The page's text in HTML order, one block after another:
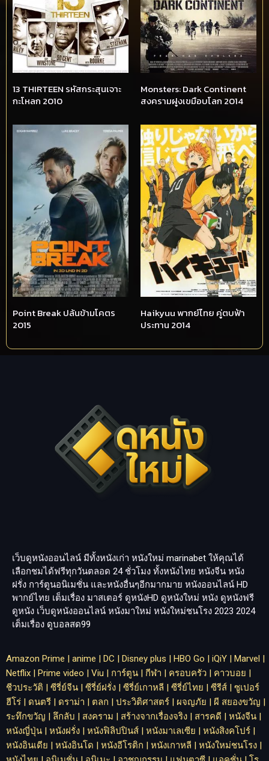
13 THIRTEEN รหัสกระสุนเจาะ
กะโหลก 2010
Monsters: Dark Continent
สงครามฝูงเขมือบโลก 2014
Point Break ปล้นข้ามโคตร
2015
Haikyuu พากย์ไทย คู่ตบฟ้า
ประทาน 2014
เว็บดูหนังออนไลน์ มีทั้งหนังเก่า หนังใหม่ marinabet ให้คุณได้
เลือกชมได้ฟรีทุกวันตลอด 24 ชั่วโมง ทั้งหนังไทย หนังจีน หนัง
ฝรั่ง การ์ตูนอนิเมชั่น และหนังอื่นๆอีกมากมาย หนังออนไลน์ HD
พากย์ไทย เต็มเรื่อง มาสเตอร์ ดูหนังHD ดูหนังใหม่ หนัง ดูหนังฟรี
ดูหนัง เว็บดูหนังออนไลน์ หนังมาใหม่ หนังใหม่ชนโรง 2023 2024
เต็มเรื่อง ดูบอลสด99
Amazon Prime | anime | DC | Disney plus | HBO Go | iQiY | Marvel |
Netflix | Prime video | Viu | การ์ตูน | กีฬา | ครอบครัว | คาวบอย |
ชีวประวัติ | ซีรี่ย์จีน | ซีรี่ย์ฝรั่ง | ซีรี่ย์เกาหลี | ซีรี่ย์ไทย | ซีรีส์ | ซูเปอร์
ฮีโร่ | ดนตรี | ดราม่า | ตลก | ประวิติศาสตร์ | ผจญภัย | ผี สยองขวัญ |
ระทึกขวัญ | ลึกลับ | สงคราม | สร้างจากเรื่องจริง | สารคดี | หนังจีน |
หนังญี่ปุ่น | หนังฝรั่ง | หนังฟิลิปปินส์ | หนังมาเลเซีย | หนังสิงคโปร์ |
หนังอินเดีย | หนังอินโด | หนังอีโรติก | หนังเกาหลี | หนังใหม่ชนโรง |